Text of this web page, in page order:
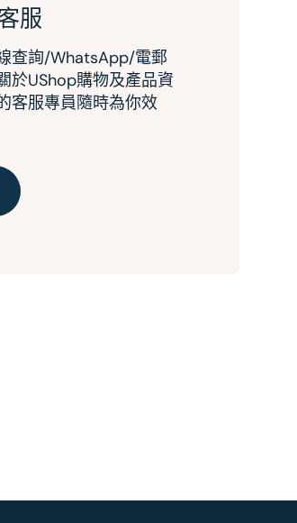
服
查詢/WhatsApp/電郵
於UShop購物及產品資
客服專員隨時為你效